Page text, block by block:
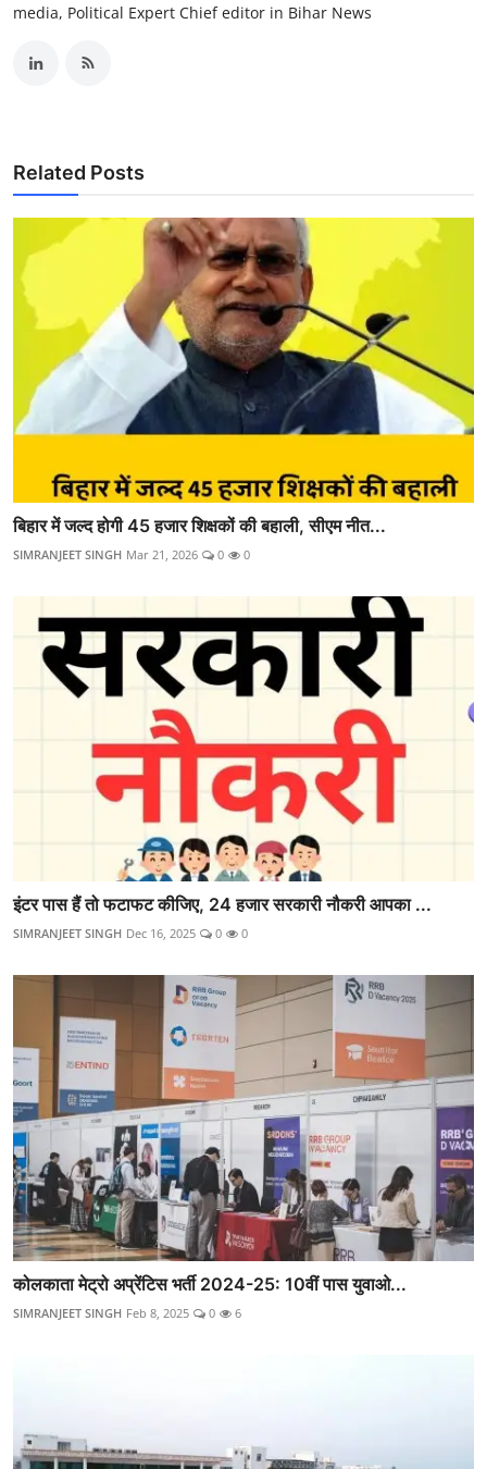
media, Political Expert Chief editor in Bihar News
Related Posts
बिहार में जल्द होगी 45 हजार शिक्षकों की बहाली, सीएम नीत...
SIMRANJEET SINGH Mar 21, 2026 0 0
इंटर पास हैं तो फटाफट कीजिए, 24 हजार सरकारी नौकरी आपका ...
SIMRANJEET SINGH Dec 16, 2025 0 0
कोलकाता मेट्रो अप्रेंटिस भर्ती 2024-25: 10वीं पास युवाओ...
SIMRANJEET SINGH Feb 8, 2025 0 6